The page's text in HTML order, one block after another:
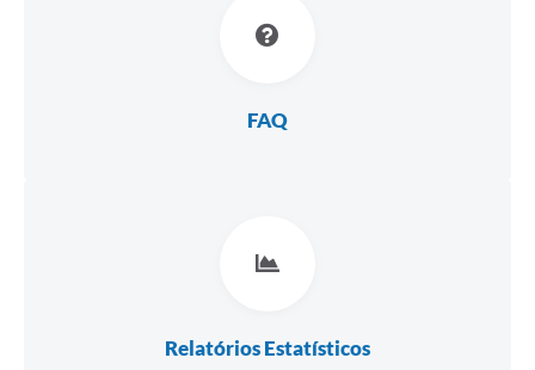
FAQ
Relatórios Estatísticos